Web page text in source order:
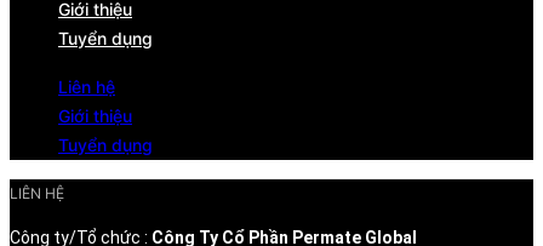
Giới thiệu
Tuyển dụng
Liên hệ
Giới thiệu
Tuyển dụng
LIÊN HỆ
Công ty/Tổ chức : Công Ty Cổ Phần Permate Global